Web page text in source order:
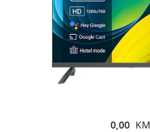
0,00